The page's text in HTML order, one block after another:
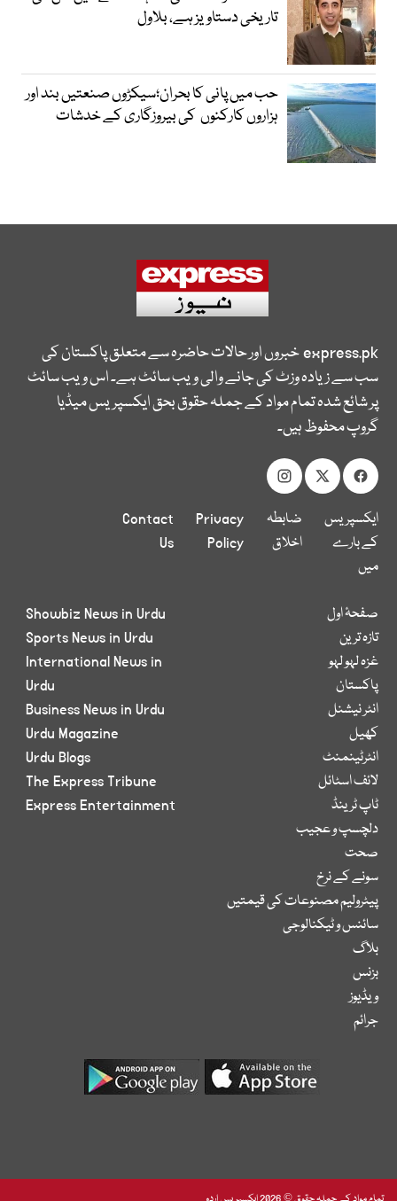
تاریخی دستاویز ہے، بلاول
حب میں پانی کا بحران؛سیکڑوں صنعتیں بند اور
ہزاروں کارکنوں کی بیروزگاری کے خدشات
express.pkخبروں اور حالات حاضرہ سے متعلق پاکستان کی
سب سے زیادہ وزٹ کی جانے والی ویب سائٹ ہے۔ اس ویب سائٹ
پر شائع شدہ تمام مواد کے جملہ حقوق بحق ایکسپریس میڈیا
گروپ محفوظ ہیں۔
ایکسپریس
کے بارے
میں
ضابطہ
اخلاق
Privacy
Policy
Contact
Us
صفحۂ اول
تازہ ترین
غزہ لہو لہو
پاکستان
انٹر نیشنل
کھیل
انٹرٹینمنٹ
لائف اسٹائل
ٹاپ ٹرینڈ
دلچسپ و عجیب
صحت
سونے کے نرخ
پیٹرولیم مصنوعات کی قیمتیں
سائنس و ٹیکنالوجی
بلاگ
بزنس
ویڈیوز
جرائم
Showbiz News in Urdu
Sports News in Urdu
International News in
Urdu
Business News in Urdu
Urdu Magazine
Urdu Blogs
The Express Tribune
Express Entertainment